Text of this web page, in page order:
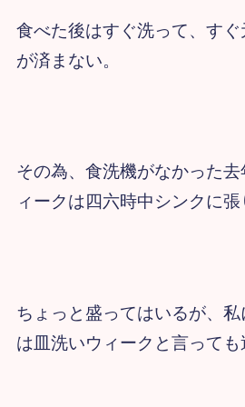
食べた後はすぐ洗って、す
が済まない。
その為、食洗機がなかった
ィークは四六時中シンクに張
ちょっと盛ってはいるが、
は皿洗いウィークと言っても